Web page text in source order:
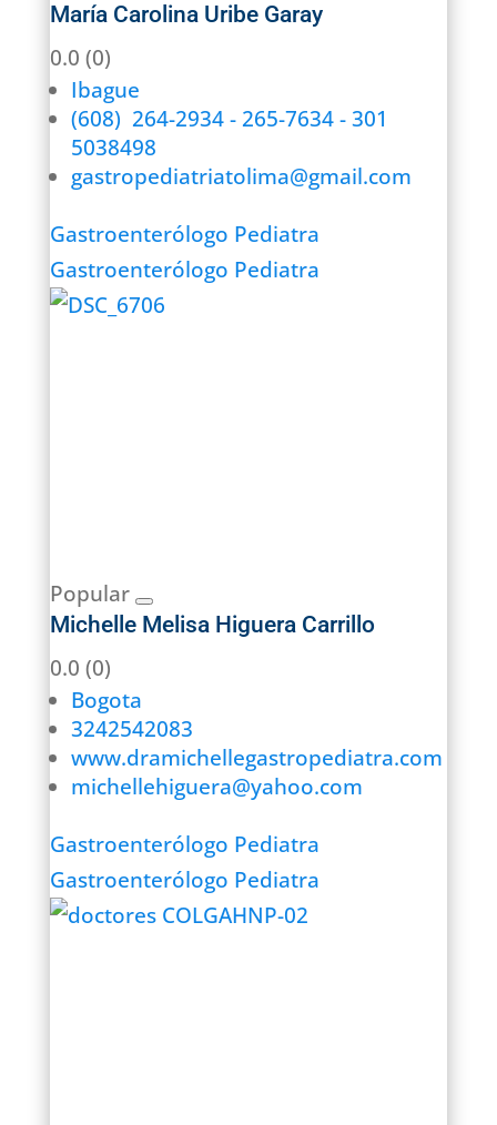
María Carolina Uribe Garay
0.0 (0)
Ibague
(608) 264-2934 - 265-7634 - 301
5038498
gastropediatriatolima@gmail.com
Gastroenterólogo Pediatra
Gastroenterólogo Pediatra
Popular
Michelle Melisa Higuera Carrillo
0.0 (0)
Bogota
3242542083
www.dramichellegastropediatra.com
michellehiguera@yahoo.com
Gastroenterólogo Pediatra
Gastroenterólogo Pediatra